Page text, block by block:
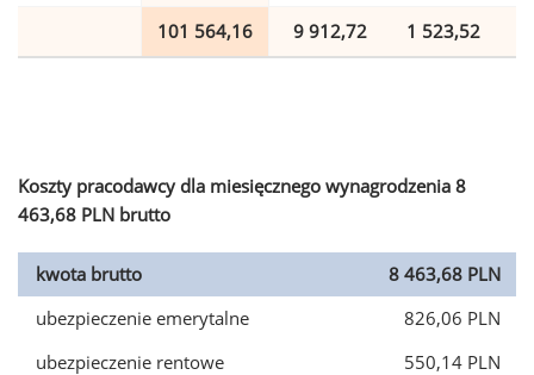
101 564,16 9 912,72 1 523,52
Koszty pracodawcy dla miesięcznego wynagrodzenia 8
463,68 PLN brutto
kwota brutto
8 463,68 PLN
ubezpieczenie emerytalne
826,06 PLN
ubezpieczenie rentowe
550,14 PLN